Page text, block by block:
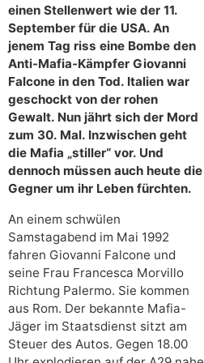
einen Stellenwert wie der 11.
September für die USA. An
jenem Tag riss eine Bombe den
Anti-Mafia-Kämpfer Giovanni
Falcone in den Tod. Italien war
geschockt von der rohen
Gewalt. Nun jährt sich der Mord
zum 30. Mal. Inzwischen geht
die Mafia „stiller“ vor. Und
dennoch müssen auch heute die
Gegner um ihr Leben fürchten.
An einem schwülen
Samstagabend im Mai 1992
fahren Giovanni Falcone und
seine Frau Francesca Morvillo
Richtung Palermo. Sie kommen
aus Rom. Der bekannte Mafia-
Jäger im Staatsdienst sitzt am
Steuer des Autos. Gegen 18.00